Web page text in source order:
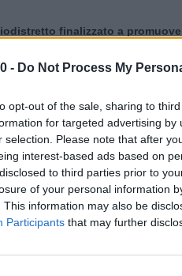
- Do Not Process My
opt-out of the sale, sharing to
for targeted advertising
selection. Please note that after
interest-based ads based on
to third parties prior to
of your personal information
This information may also be
Participants that may further
finalizzato a
nella provincia di Parma,
in linea con le strategie
gli Obiettivi di Sviluppo
che faranno richiesta di
Parma, le associazioni di
dell’industria, del
di sviluppo territoriale, enti del
nel settore agroalimentare, enti
si occupano di certificazione